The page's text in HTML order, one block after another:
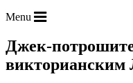
Menu
Джек-
викторианским